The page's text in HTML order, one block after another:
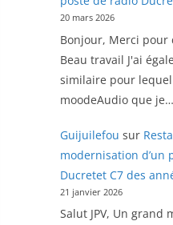
20 mars 2026
Bonjour, Merci pour
Beau travail J'ai
similaire pour
moodeAudio que je…
Guijuilefou sur
modernisation d’un
Ducretet C7 des
21 janvier 2026
Salut JPV, Un